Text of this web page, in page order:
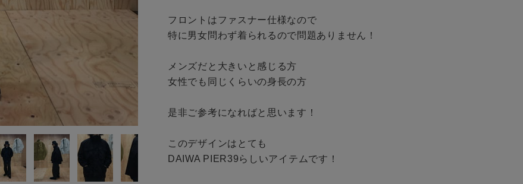
ご利用ガイド
お問い合わせ
BINGOYA
フロントはファスナー仕様なので
特に男女問わず着られるので問題ありません！
メンズだと大きいと感じる方
女性でも同じくらいの身長の方
是非ご参考になればと思います！
このデザインはとても
DAIWA PIER39らしいアイテムです！